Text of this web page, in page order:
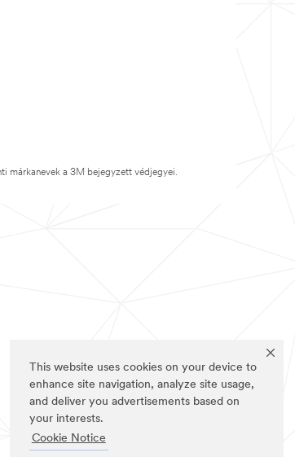
This website uses cookies on your device to
enhance site navigation, analyze site usage,
and deliver you advertisements based on
your interests.
Cookie Notice
márkanevek a 3M bejegyzett védjegyei.